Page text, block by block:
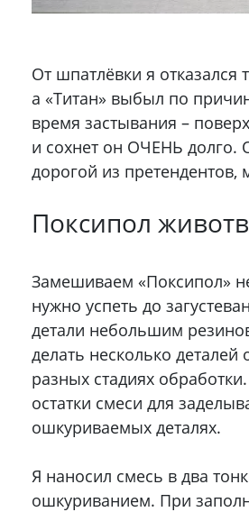
От шпатлёвки я отказался
а «Титан» выбыл по
время застывания –
и сохнет он ОЧЕНЬ долго.
дорогой из
Поксипол
Замешиваем «Поксипол»
нужно успеть до
детали небольшим
делать несколько
разных стадиях
остатки смеси для
ошкуриваемых деталях.
Я наносил смесь в два
ошкуриванием. При